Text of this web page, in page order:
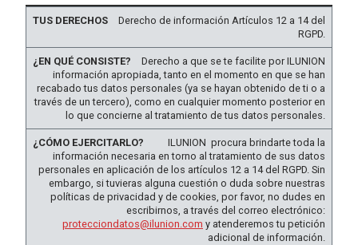
TUS
¿EN QUÉ
¿CÓMO
Derecho de información Artículos 12 a 14 del
RGPD.
Derecho a que se te facilite por ILUNION
información apropiada, tanto en el momento en que se han
recabado tus datos personales (ya se hayan obtenido de ti o a
través de un tercero), como en cualquier momento posterior en
lo que concierne al tratamiento de tus datos personales.
ILUNION procura brindarte toda la
información necesaria en torno al tratamiento de sus datos
personales en aplicación de los artículos 12 a 14 del RGPD. Sin
embargo, si tuvieras alguna cuestión o duda sobre nuestras
políticas de privacidad y de cookies, por favor, no dudes en
escribirnos, a través del correo electrónico:
protecciondatos@ilunion.com y atenderemos tu petición
adicional de información.